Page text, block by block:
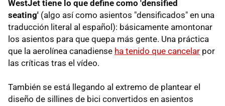
WestJet tiene lo que define como 'densified
seating' (algo así como asientos "densificados" en una
traducción literal al español): básicamente amontonar
los asientos para que quepa más gente. Una práctica
que la aerolínea canadiense ha tenido que cancelar por
las críticas tras el vídeo.
También se está llegando al extremo de plantear el
diseño de sillines de bici convertidos en asientos